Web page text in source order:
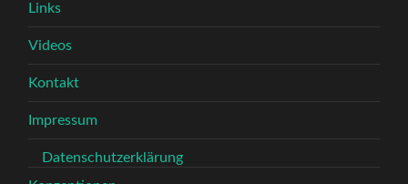
Links
Videos
Kontakt
Impressum
Datenschutzerklärung